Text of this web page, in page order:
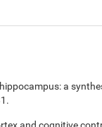
a
and cognitive